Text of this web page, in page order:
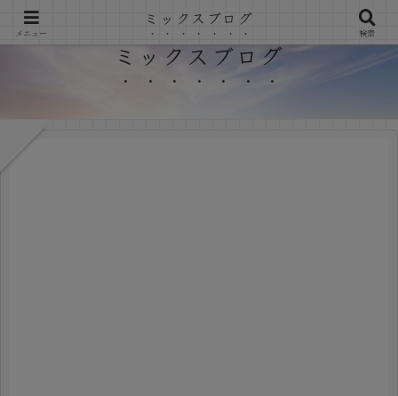
ミックスブログ
メニュー
ミックスブログ
検索